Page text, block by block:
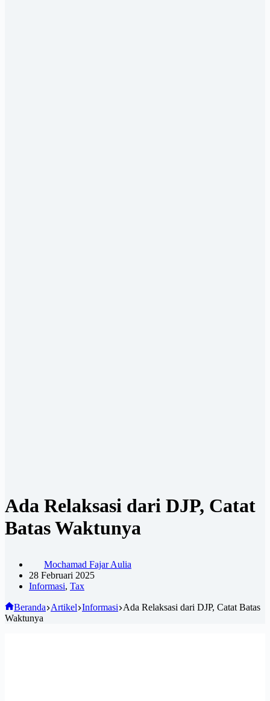
Ada Relaksasi dari DJP, Catat
Batas Waktunya
Mochamad Fajar Aulia
28 Februari 2025
Informasi, Tax
Beranda Artikel Informasi Ada Relaksasi dari DJP, Catat Batas
Waktunya